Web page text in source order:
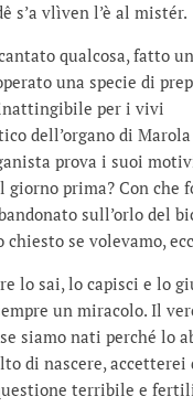
s’a vlìven l’è al mistér.
qualcosa, fatto
una specie di
per i vivi
dell’organo di Marola
prova i suoi
prima? Con che
sull’orlo del
se volevamo,
lo sai, lo capisci e lo
un miracolo. Il
siamo nati perché lo
di nascere, accetterei
terribile e